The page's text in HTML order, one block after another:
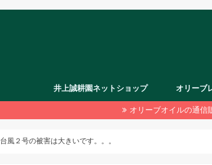
井上誠耕園ネットショップ オリーブ
オリーブオイルの通信
台風２号の被害は大きいです。。。